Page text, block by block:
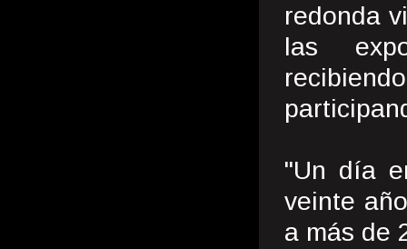
redonda
las
"Un día
veinte
a más de